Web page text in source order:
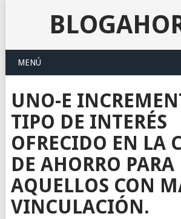
MENÚ
UNO-E
TIPO DE INTERÉS
OFRECIDO EN LA
DE AHORRO PARA
AQUELLOS CON
VINCULACIÓN.